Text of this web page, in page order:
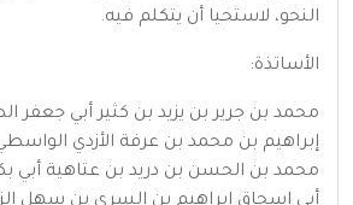
النحو، لاستحيا أن يتكلم فيه.
الأساتذة:
محمد بن جرير بن يزيد بن كثير أبي جعفر
إبراهيم بن محمد بن عرفة الأزدي الواسطي
محمد بن الحسن بن دريد بن عتاهية أبي